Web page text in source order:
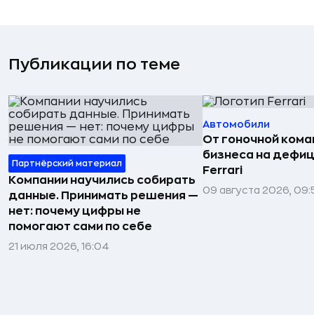
Публикации по теме
Партнёрский материал
Компании научились собирать
данные. Принимать решения —
нет: почему цифры не
помогают сами по себе
21 июля 2026, 16:04
Автомобили
От гоночной
бизнеса на
Ferrari
09 августа 2026,